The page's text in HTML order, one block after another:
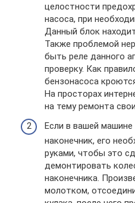
целостности
насоса, при
Данный блок
Также проблемой
быть реле данного
проверку. Как
бензонасоса
На просторах
на тему ремонта
Если в вашей машине
наконечник, его
руками, чтобы это
демонтировать
наконечника.
молотком,